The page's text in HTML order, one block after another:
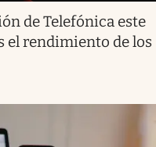
de Telefónica este
el rendimiento de los